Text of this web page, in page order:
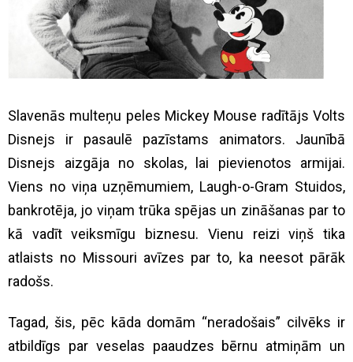
Slavenās multeņu peles Mickey Mouse radītājs Volts
Disnejs ir pasaulē pazīstams animators. Jaunībā
Disnejs aizgāja no skolas, lai pievienotos armijai.
Viens no viņa uzņēmumiem, Laugh-o-Gram Stuidos,
bankrotēja, jo viņam trūka spējas un zināšanas par to
kā vadīt veiksmīgu biznesu. Vienu reizi viņš tika
atlaists no Missouri avīzes par to, ka neesot pārāk
radošs.
Tagad, šis, pēc kāda domām “neradošais” cilvēks ir
atbildīgs par veselas paaudzes bērnu atmiņām un